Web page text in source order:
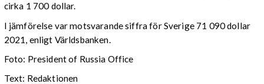
cirka 1 700 dollar.
I jämförelse var motsvarande siffra för Sverige 71 090 dollar
2021, enligt Världsbanken.
Foto: President of Russia Office
Text: Redaktionen